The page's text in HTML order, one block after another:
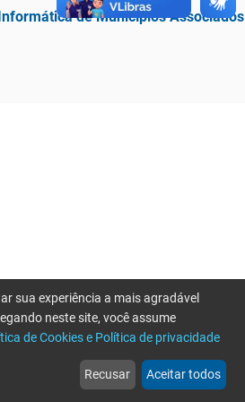
de Municípios Associados
web
Notícias
more_horiz
Mais
sua experiência a mais agradável
neste site, você assume
de Cookies e Política de privacidade
Recusar Aceitar todos
por favor tente novamente